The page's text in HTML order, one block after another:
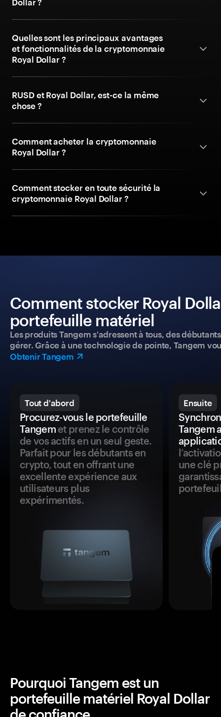
Dollar ?
Quelles sont les principaux avantages
et fonctionnalités de la cryptomonnaie
Royal Dollar ?
RUSD et Royal Dollar, est-ce la même
chose ?
Comment acheter la cryptomonnaie
Royal Dollar ?
Comment stocker en toute sécurité la
cryptomonnaie Royal Dollar ?
Comment stocker Royal
portefeuille matériel
Les produits Tangem s'adressent à tous, des
gérer. Grâce à une technologie de pointe, Tangem
Obtenir Tangem
Tout d'abord
Procurez-vous le portefeuille
Tangemet prenez le contrôle
de vos actifs en un seul geste.
Parfait pour les débutants en
crypto, tout en offrant une
excellente expérience aux
utilisateurs plus
expérimentés.
Ensuite
Tangem
une clé
Pourquoi Tangem est un
portefeuille matériel Royal Dollar